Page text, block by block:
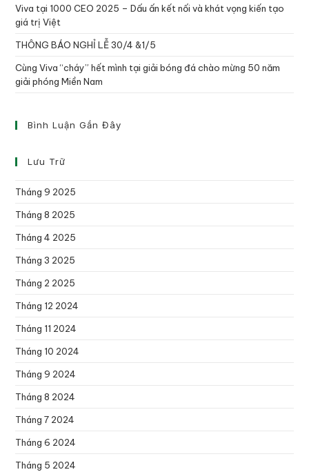
Viva tại 1000 CEO 2025 – Dấu ấn kết nối và khát vọng kiến tạo
giá trị Việt
THÔNG BÁO NGHỈ LỄ 30/4 &1/5
Cùng Viva “cháy” hết mình tại giải bóng đá chào mừng 50 năm
giải phóng Miền Nam
Bình Luận Gần Đây
Lưu Trữ
Tháng 9 2025
Tháng 8 2025
Tháng 4 2025
Tháng 3 2025
Tháng 2 2025
Tháng 12 2024
Tháng 11 2024
Tháng 10 2024
Tháng 9 2024
Tháng 8 2024
Tháng 7 2024
Tháng 6 2024
Tháng 5 2024